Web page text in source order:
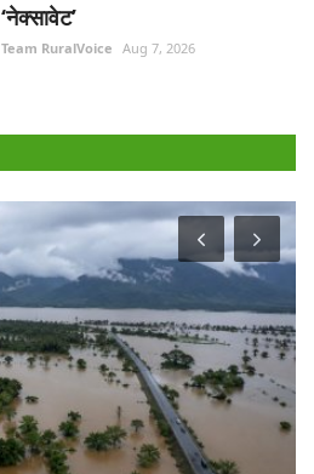
‘नेक्सावेट’
Team RuralVoice Aug 7, 2026